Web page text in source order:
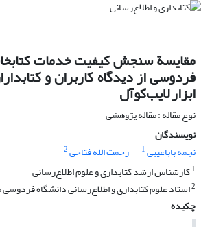
مقایسة سنجش کیفیت خدمات
فردوسی از دیدگاه کاربران و
ابزار لایب‌کوآل
نوع مقاله : مقاله پژوهشی
نویسندگان
نجمه باباغیبی1 رحمت الله فتاحی2
1کارشناس ارشد کتابداری و علوم اطلاع‌رسانی
2استاد علوم کتابداری و اطلاع‌رسانی دانشگاه
چکیده